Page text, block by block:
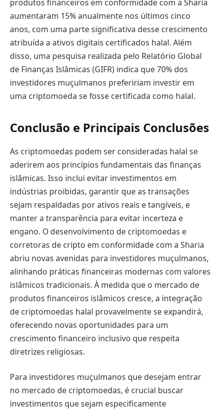
produtos financeiros em conformidade com a Sharia
aumentaram 15% anualmente nos últimos cinco
anos, com uma parte significativa desse crescimento
atribuída a ativos digitais certificados halal. Além
disso, uma pesquisa realizada pelo Relatório Global
de Finanças Islâmicas (GIFR) indica que 70% dos
investidores muçulmanos prefeririam investir em
uma criptomoeda se fosse certificada como halal.
Conclusão e Principais Conclusões
As criptomoedas podem ser consideradas halal se
aderirem aos princípios fundamentais das finanças
islâmicas. Isso inclui evitar investimentos em
indústrias proibidas, garantir que as transações
sejam respaldadas por ativos reais e tangíveis, e
manter a transparência para evitar incerteza e
engano. O desenvolvimento de criptomoedas e
corretoras de cripto em conformidade com a Sharia
abriu novas avenidas para investidores muçulmanos,
alinhando práticas financeiras modernas com valores
islâmicos tradicionais. À medida que o mercado de
produtos financeiros islâmicos cresce, a integração
de criptomoedas halal provavelmente se expandirá,
oferecendo novas oportunidades para um
crescimento financeiro inclusivo que respeita
diretrizes religiosas.
Para investidores muçulmanos que desejam entrar
no mercado de criptomoedas, é crucial buscar
investimentos que sejam especificamente